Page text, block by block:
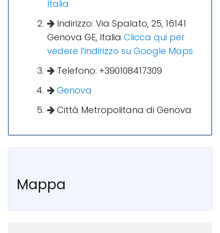
Italia
Indirizzo: Via Spalato, 25, 16141
Genova GE, Italia Clicca qui per
vedere l’indirizzo su Google Maps
Telefono: +390108417309
Genova
Città Metropolitana di Genova
Mappa